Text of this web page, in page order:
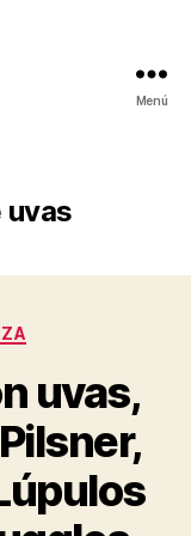
Menú
uvas
uvas,